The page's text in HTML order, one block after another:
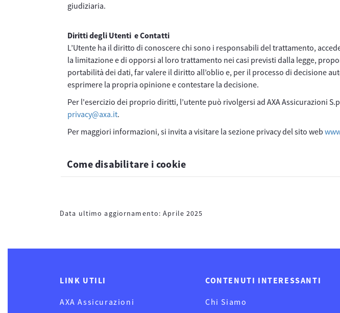
giudiziaria.
Diritti degli Utenti e Contatti
L’Utente ha il diritto di conoscere chi sono i responsabili del trattamento,
la limitazione e di opporsi al loro trattamento nei casi previsti dalla legge,
portabilità dei dati, far valere il diritto all’oblio e, per il processo di decisione
esprimere la propria opinione e contestare la decisione.
Per l'esercizio dei proprio diritti, l’utente può rivolgersi ad AXA Assicurazioni
privacy@axa.it.
Per maggiori informazioni, si invita a visitare la sezione privacy del sito web
Come disabilitare i cookie
Data ultimo aggiornamento: Aprile 2025
LINK UTILI
AXA Assicurazioni
CONTENUTI INTERESSANTI
Chi Siamo